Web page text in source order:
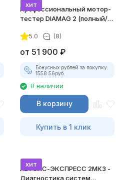
хит
Профессиональный мотор-
тестер DIAMAG 2 (полный/
5.0 (8)
от 51 900 ₽
Бонусных рублей за покупку:
1558.56руб.
В наличии
В корзину
Купить в 1 клик
хит
АВТОАС-ЭКСПРЕСС 2МК3 -
Диагностика систем